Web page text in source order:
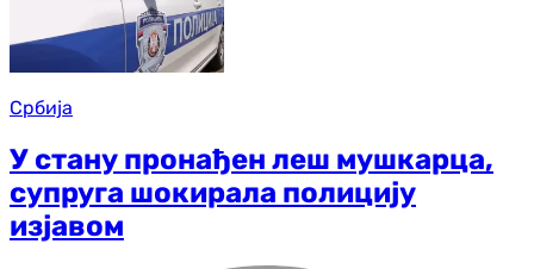
Србија
У стану пронађен леш мушкарца,
супруга шокирала полицију
изјавом